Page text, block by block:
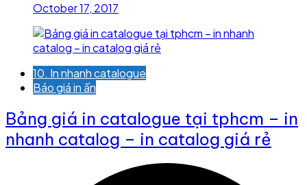
October 17, 2017
10. In nhanh catalogue
Báo giá in ấn
Bảng giá in catalogue tại tphcm – in
nhanh catalog – in catalog giá rẻ